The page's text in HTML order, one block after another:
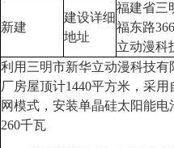
新建
建设详细
地址
福建省三
福东路
立动漫科
利用三明市新华立动漫科技有
厂房屋顶计1440平方米，采用
网模式，安装单晶硅太阳能电
260千瓦